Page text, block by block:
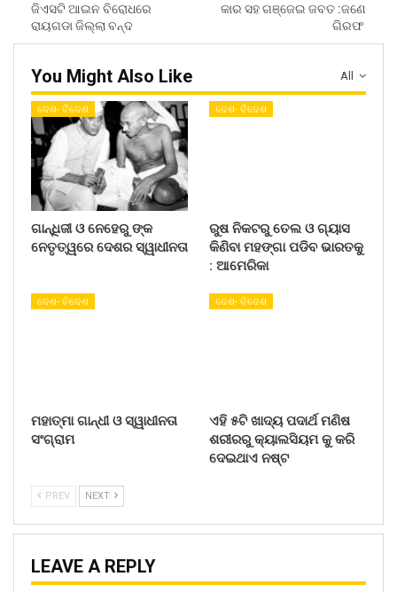
ଜିଏସଟି ଆଇନ ବିରୋଧରେ
ରାୟଗଡା ଜିଲ୍ଲା ବନ୍ଦ
କାର ସହ ଗଞ୍ଜେଇ ଜବତ :ଜଣେ
ଗିରଫ
All
You Might Also Like
ଦେଶ- ବିଦେଶ
ଗାନ୍ଧିଜୀ ଓ ନେହେରୁ ଙ୍କ
ନେତୃତ୍ୱରେ ଦେଶର ସ୍ୱାଧୀନତା
ଦେଶ- ବିଦେଶ
ରୁଷ ନିକଟରୁ ତେଲ ଓ ଗ୍ୟାସ
କିଣିବା ମହଙ୍ଗା ପଡିବ ଭାରତକୁ
: ଆମେରିକା
ଦେଶ- ବିଦେଶ
ମହାତ୍ମା ଗାନ୍ଧୀ ଓ ସ୍ୱାଧୀନତା
ସଂଗ୍ରାମ
ଦେଶ- ବିଦେଶ
ଏହି ୫ଟି ଖାଦ୍ୟ ପଦାର୍ଥ ମଣିଷ
ଶରୀରରୁ କ୍ୟାଲସିୟମ କୁ କରି
ଦେଇଥାଏ ନଷ୍ଟ
PREV NEXT
LEAVE A REPLY